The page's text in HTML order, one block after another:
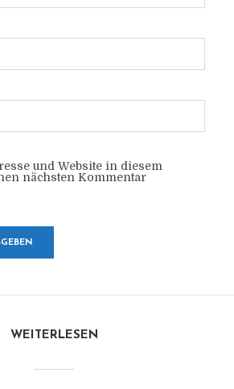
und Website in diesem
nächsten Kommentar
WEITERLESEN